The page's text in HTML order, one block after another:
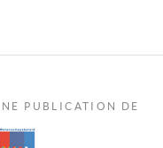
PUBLICATION DE